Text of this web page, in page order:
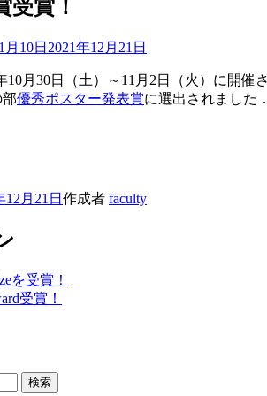
受賞！
月10日 2021年12月21日
10月30日（土）～11月2日（火）に開
優秀ポスター発表賞に選出されました
12月21日 作成者 faculty
を受賞！
受賞！